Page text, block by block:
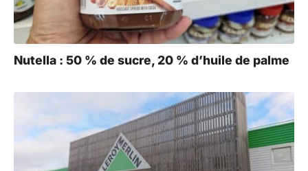
Nutella : 50 % de sucre, 20 % d’huile de palme